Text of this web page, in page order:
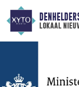
lokaal